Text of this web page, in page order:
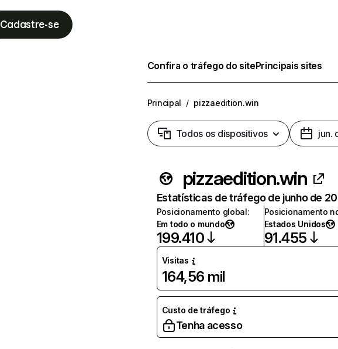
Cadastre-se
Confira o tráfego do sitePrincipais sites
Principal / pizzaedition.win
Todos os dispositivos jun.
pizzaedition.win
Estatísticas de tráfego de junho de
Posicionamento global:
Em todo o mundo
199.410
Posicionamento
Estados Unidos
91.455
Visitas
164,56 mil
Custo de tráfego
Tenha acesso